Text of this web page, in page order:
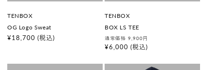
販
元
:
TENBOX
OG Logo Sweat
通
格
¥18,700 (税込)
販
元
:
TENBOX
BOX LS TEE
通
常
格
通常価格 9,900 円
セ
ー
価
¥6,000 (税込)